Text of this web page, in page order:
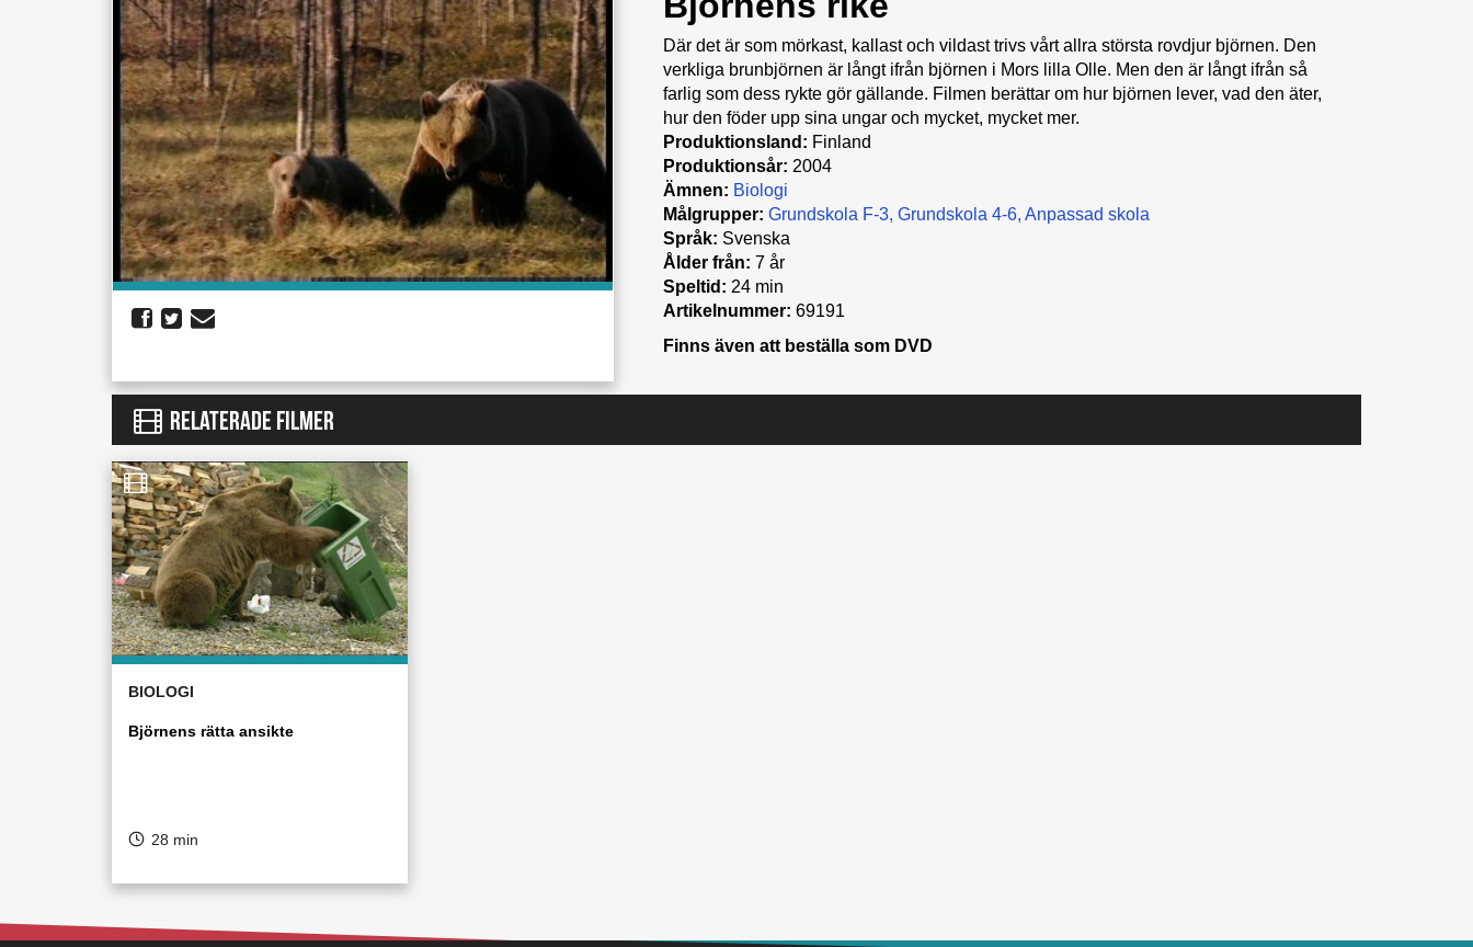
Där det är som mörkast, kallast och vildast trivs vårt allra största rovdjur björnen. Den
verkliga brunbjörnen är långt ifrån björnen i Mors lilla Olle. Men den är långt ifrån så
farlig som dess rykte gör gällande. Filmen berättar om hur björnen lever, vad den äter,
hur den föder upp sina ungar och mycket, mycket mer.
Produktionsland: Finland
Produktionsår: 2004
Ämnen: Biologi
Målgrupper: Grundskola F-3 Grundskola 4-6 Anpassad skola
Språk: Svenska
Ålder från: 7 år
Speltid: 24 min
Artikelnummer: 69191
Finns även att beställa som DVD
RELATERADE FILMER
BIOLOGI
Björnens rätta ansikte
28 min